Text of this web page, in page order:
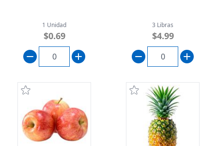
1 Unidad
$0.69
3 Libras
$4.99